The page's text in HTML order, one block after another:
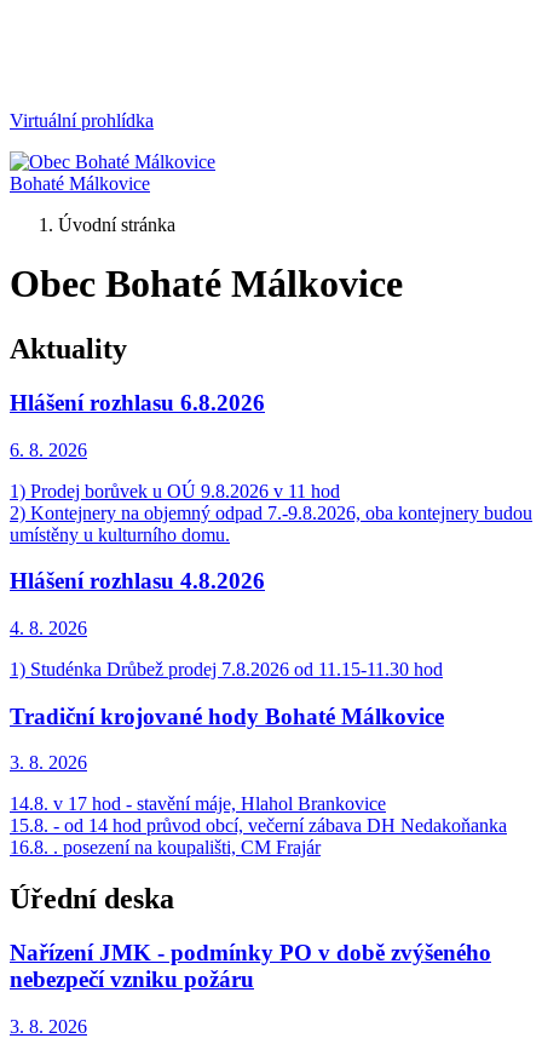
Virtuální prohlídka
Bohaté Málkovice
Úvodní stránka
Obec Bohaté Málkovice
Aktuality
Hlášení rozhlasu 6.8.2026
6. 8. 2026
1) Prodej borůvek u OÚ 9.8.2026 v 11 hod
2) Kontejnery na objemný odpad 7.-9.8.2026, oba kontejnery budou
umístěny u kulturního domu.
Hlášení rozhlasu 4.8.2026
4. 8. 2026
1) Studénka Drůbež prodej 7.8.2026 od 11.15-11.30 hod
Tradiční krojované hody Bohaté Málkovice
3. 8. 2026
14.8. v 17 hod - stavění máje, Hlahol Brankovice
15.8. - od 14 hod průvod obcí, večerní zábava DH Nedakoňanka
16.8. . posezení na koupališti, CM Frajár
Úřední deska
Nařízení JMK - podmínky PO v době zvýšeného
nebezpečí vzniku požáru
3. 8. 2026